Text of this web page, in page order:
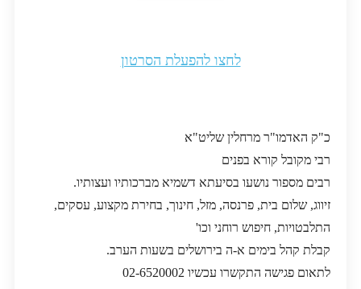
לחצו להפעלת הסרטון
כ"ק האדמו"ר מרחלין שליט"א
רבי מקובל קורא בפנים
רבים מספור נושעו בסיעתא דשמיא מברכותיו ועצותיו.
זיווג, שלום בית, פרנסה, מזל, חינוך, בחירת מקצוע, עסקים,
התלבטויות, חיפוש רוחני וכו'
קבלת קהל בימים א-ה בירושלים בשעות הערב.
לתאום פגישה התקשרו עכשיו 02-6520002